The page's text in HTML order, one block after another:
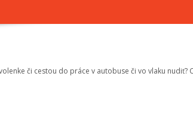
či cestou do práce v autobuse či vo vlaku